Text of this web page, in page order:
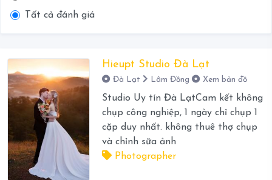
Tất cả đánh giá
Hieupt Studio Đà Lạt
Đà Lạt Lâm Đồng Xem bản đồ
Studio Uy tín Đà LạtCam kết không
chụp công nghiệp, 1 ngày chỉ chụp 1
cặp duy nhất. không thuê thợ chụp
và chỉnh sữa ảnh
Photographer